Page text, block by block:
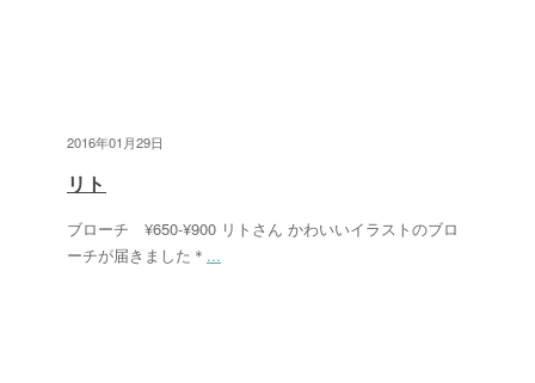
2016年01月29日
リト
ブローチ ¥650-¥900 リトさん かわいいイラストのブロ
ーチが届きました＊ ...